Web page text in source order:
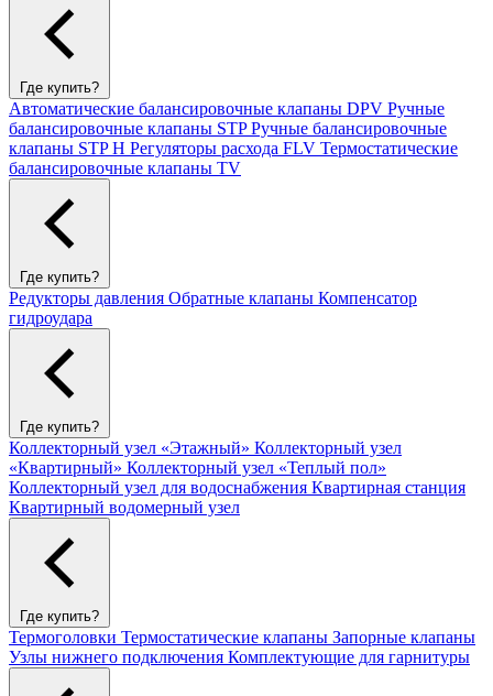
Где купить?
Автоматические балансировочные клапаны DPV Ручные
балансировочные клапаны STPРучные балансировочные
клапаны STP H Регуляторы расхода FLV Термостатические
балансировочные клапаны TV
Где купить?
Редукторы давления Обратные клапаны Компенсатор
гидроудара
Где купить?
Коллекторный узел «Этажный» Коллекторный узел
«Квартирный» Коллекторный узел «Теплый пол»
Коллекторный узел для водоснабжения Квартирная станция
Квартирный водомерный узел
Где купить?
Термоголовки Термостатические клапаны Запорные клапаны
Узлы нижнего подключения Комплектующие для гарнитуры